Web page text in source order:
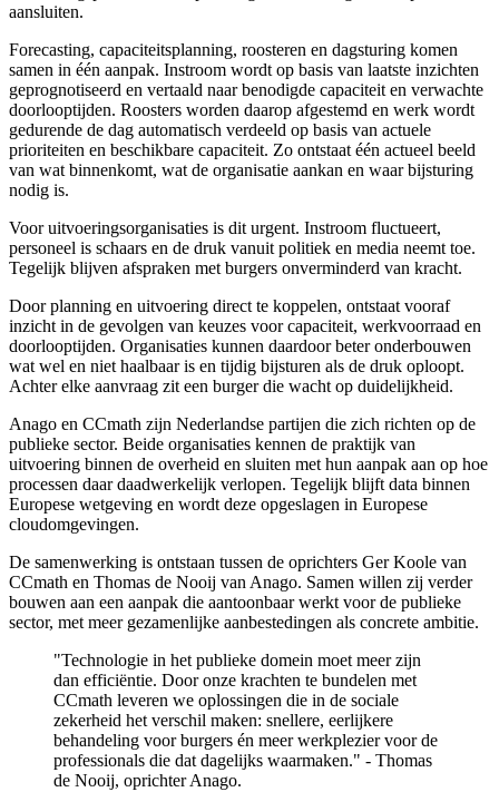
aansluiten.
Forecasting, capaciteitsplanning, roosteren en dagsturing komen
samen in één aanpak. Instroom wordt op basis van laatste inzichten
geprognotiseerd en vertaald naar benodigde capaciteit en verwachte
doorlooptijden. Roosters worden daarop afgestemd en werk wordt
gedurende de dag automatisch verdeeld op basis van actuele
prioriteiten en beschikbare capaciteit. Zo ontstaat één actueel beeld
van wat binnenkomt, wat de organisatie aankan en waar bijsturing
nodig is.
Voor uitvoeringsorganisaties is dit urgent. Instroom fluctueert,
personeel is schaars en de druk vanuit politiek en media neemt toe.
Tegelijk blijven afspraken met burgers onverminderd van kracht.
Door planning en uitvoering direct te koppelen, ontstaat vooraf
inzicht in de gevolgen van keuzes voor capaciteit, werkvoorraad en
doorlooptijden. Organisaties kunnen daardoor beter onderbouwen
wat wel en niet haalbaar is en tijdig bijsturen als de druk oploopt.
Achter elke aanvraag zit een burger die wacht op duidelijkheid.
Anago en CCmath zijn Nederlandse partijen die zich richten op de
publieke sector. Beide organisaties kennen de praktijk van
uitvoering binnen de overheid en sluiten met hun aanpak aan op hoe
processen daar daadwerkelijk verlopen. Tegelijk blijft data binnen
Europese wetgeving en wordt deze opgeslagen in Europese
cloudomgevingen.
De samenwerking is ontstaan tussen de oprichters Ger Koole van
CCmath en Thomas de Nooij van Anago. Samen willen zij verder
bouwen aan een aanpak die aantoonbaar werkt voor de publieke
sector, met meer gezamenlijke aanbestedingen als concrete ambitie.
"Technologie in het publieke domein moet meer zijn
dan efficiëntie. Door onze krachten te bundelen met
CCmath leveren we oplossingen die in de sociale
zekerheid het verschil maken: snellere, eerlijkere
behandeling voor burgers én meer werkplezier voor de
professionals die dat dagelijks waarmaken." - Thomas
de Nooij, oprichter Anago.